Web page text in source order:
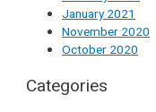
January 2021
November 2020
October 2020
Categories